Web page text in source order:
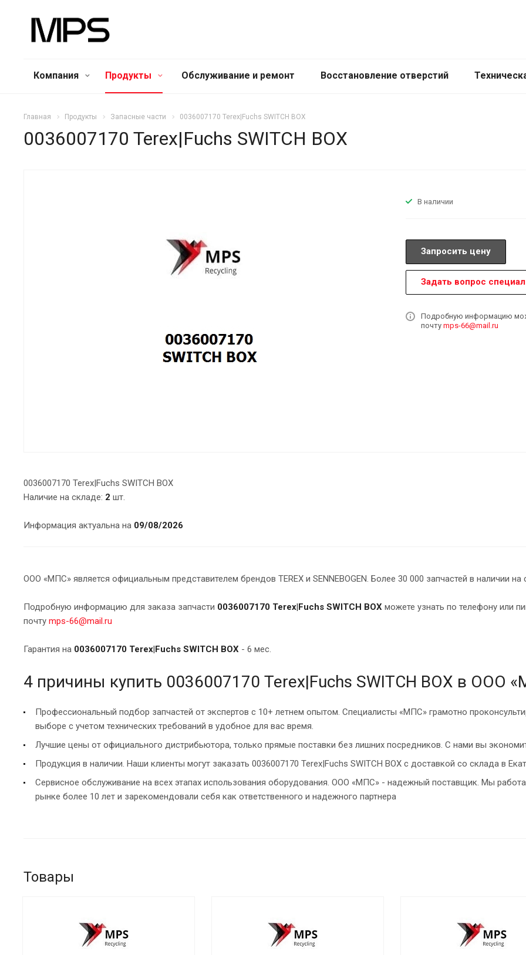
Компания Продукты Обслуживание и ремонт Восстановление отверстий
Главная Продукты Запасные части 0036007170 Terex|Fuchs SWITCH BOX
0036007170 Terex|Fuchs SWITCH BOX
В наличии
Запросить цену
Задать вопрос
Подробную информацию
почту mps-66@mail.ru
0036007170 Terex|Fuchs SWITCH BOX
Наличие на складе: 2 шт.
Информация актуальна на 09/08/2026
ООО «МПС» является официальным представителем брендов TEREX и SENNEBOGEN. Более 30 000 запчастей в наличии на
Подробную информацию для заказа запчасти 0036007170 Terex|Fuchs SWITCH BOX можете узнать по телефону или
почту mps-66@mail.ru
Гарантия на 0036007170 Terex|Fuchs SWITCH BOX - 6 мес.
4 причины купить 0036007170 Terex|Fuchs SWITCH BOX в ООО
Профессиональный подбор запчастей от экспертов с 10+ летнем опытом. Специалисты «МПС» грамотно
выборе с учетом технических требований в удобное для вас время.
Лучшие цены от официального дистрибьютора, только прямые поставки без лишних посредников. С нами вы
Продукция в наличии. Наши клиенты могут заказать 0036007170 Terex|Fuchs SWITCH BOX с доставкой со склада в
Сервисное обслуживание на всех этапах использования оборудования. ООО «МПС» - надежный поставщик. Мы
рынке более 10 лет и зарекомендовали себя как ответственного и надежного партнера
Товары